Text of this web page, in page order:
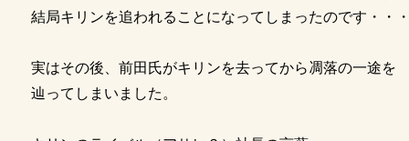
結局キリンを追われることになってしまったのです・・
実はその後、前田氏がキリンを去ってから凋落の一途を
辿ってしまいました。